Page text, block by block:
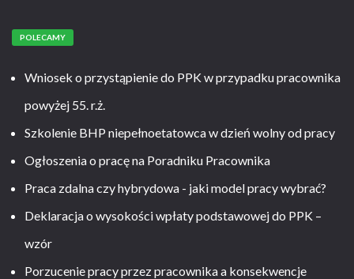
POLECAMY
Wniosek o przystąpienie do PPK w przypadku pracownika
powyżej 55. r.ż.
Szkolenie BHP niepełnoetatowca w dzień wolny od pracy
Ogłoszenia o pracę na Poradniku Pracownika
Praca zdalna czy hybrydowa - jaki model pracy wybrać?
Deklaracja o wysokości wpłaty podstawowej do PPK –
wzór
Porzucenie pracy przez pracownika a konsekwencje